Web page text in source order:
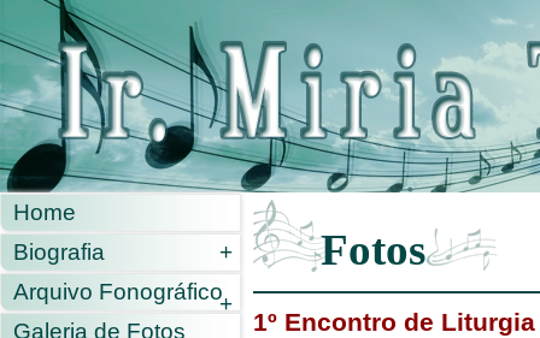
Home
Biografia
+
Arquivo Fonográfico+
Galeria de Fotos
Fotos
1º Encontro de